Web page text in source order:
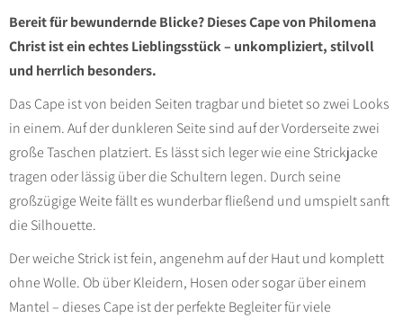
Bereit für bewundernde Blicke? Dieses Cape von Philomena
Christ ist ein echtes Lieblingsstück – unkompliziert, stilvoll
und herrlich besonders.
Das Cape ist von beiden Seiten tragbar und bietet so zwei Looks
in einem. Auf der dunkleren Seite sind auf der Vorderseite zwei
große Taschen platziert. Es lässt sich leger wie eine Strickjacke
tragen oder lässig über die Schultern legen. Durch seine
großzügige Weite fällt es wunderbar fließend und umspielt sanft
die Silhouette.
Der weiche Strick ist fein, angenehm auf der Haut und komplett
ohne Wolle. Ob über Kleidern, Hosen oder sogar über einem
Mantel – dieses Cape ist der perfekte Begleiter für viele